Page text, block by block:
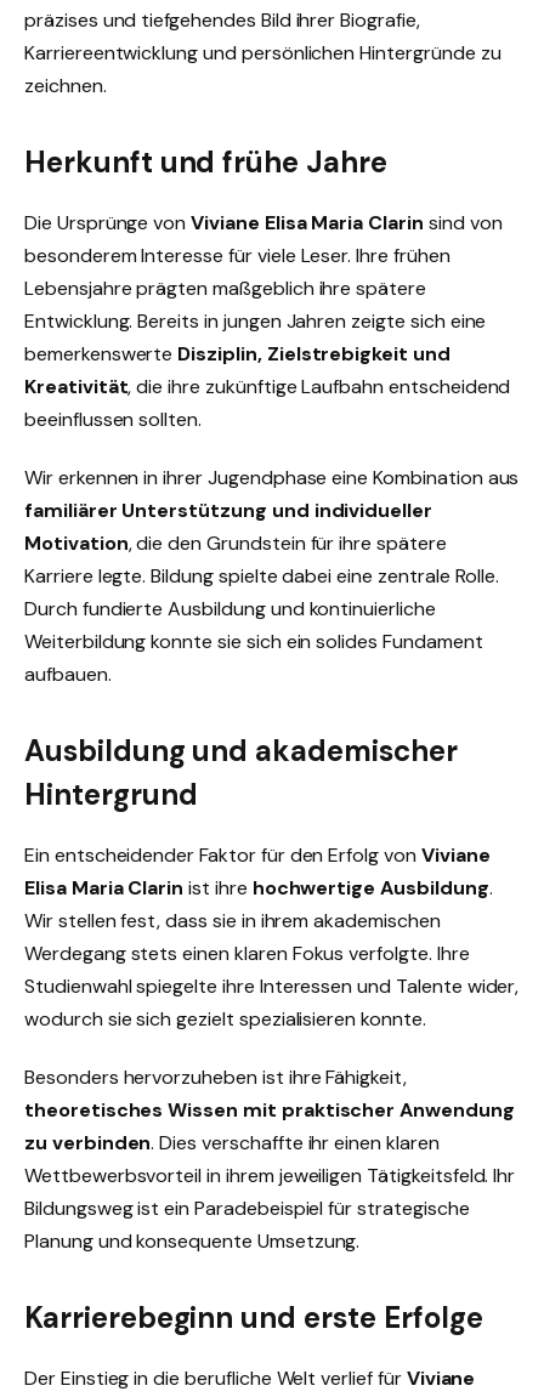
präzises und tiefgehendes Bild ihrer Biografie,
Karriereentwicklung und persönlichen Hintergründe zu
zeichnen.
Herkunft und frühe Jahre
Die Ursprünge vonViviane Elisa Maria Clarin sind von
besonderem Interesse für viele Leser. Ihre frühen
Lebensjahre prägten maßgeblich ihre spätere
Entwicklung. Bereits in jungen Jahren zeigte sich eine
bemerkenswerte Disziplin, Zielstrebigkeit und
Kreativität, die ihre zukünftige Laufbahn entscheidend
beeinflussen sollten.
Wir erkennen in ihrer Jugendphase eine Kombination aus
familiärer Unterstützung und individueller
Motivation, die den Grundstein für ihre spätere
Karriere legte. Bildung spielte dabei eine zentrale Rolle.
Durch fundierte Ausbildung und kontinuierliche
Weiterbildung konnte sie sich ein solides Fundament
aufbauen.
Ausbildung und akademischer
Hintergrund
Ein entscheidender Faktor für den Erfolg von Viviane
Elisa Maria Clarin ist ihre hochwertige Ausbildung.
Wir stellen fest, dass sie in ihrem akademischen
Werdegang stets einen klaren Fokus verfolgte. Ihre
Studienwahl spiegelte ihre Interessen und Talente wider,
wodurch sie sich gezielt spezialisieren konnte.
Besonders hervorzuheben ist ihre Fähigkeit,
theoretisches Wissen mit praktischer Anwendung
zu verbinden. Dies verschaffte ihr einen klaren
Wettbewerbsvorteil in ihrem jeweiligen Tätigkeitsfeld. Ihr
Bildungsweg ist ein Paradebeispiel für strategische
Planung und konsequente Umsetzung.
Karrierebeginn und erste Erfolge
Der Einstieg in die berufliche Welt verlief fürViviane